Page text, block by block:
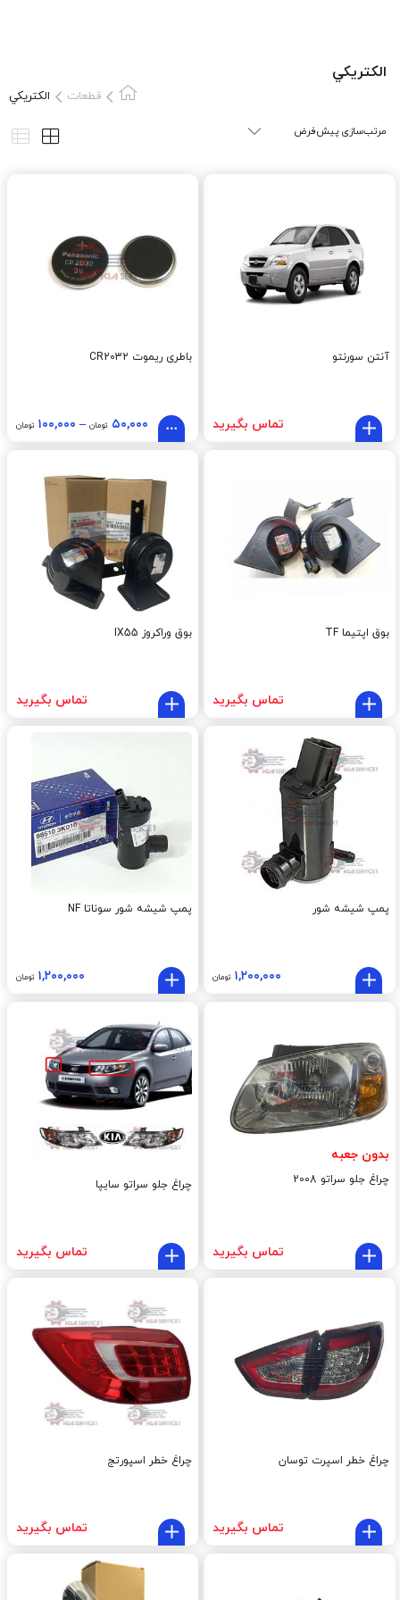
الکتريکي
قطعات الکتريکي
آنتن سورنتو
تماس بگیرید
باطری ریموت CR2032
۵۰,۰۰۰ تومان – ۱۰۰,۰۰۰ تومان
بوق اپتیما TF
تماس بگیرید
بوق وراکروز IX55
تماس بگیرید
پمپ شيشه شور
۱,۲۰۰,۰۰۰ تومان
پمپ شیشه شور سوناتا NF
۱,۲۰۰,۰۰۰ تومان
بدون جعبه
چراغ جلو سراتو 2008
تماس بگیرید
چراغ جلو سراتو سایپا
تماس بگیرید
چراغ خطر اسپرت توسان
تماس بگیرید
چراغ خطر اسپورتج
تماس بگیرید